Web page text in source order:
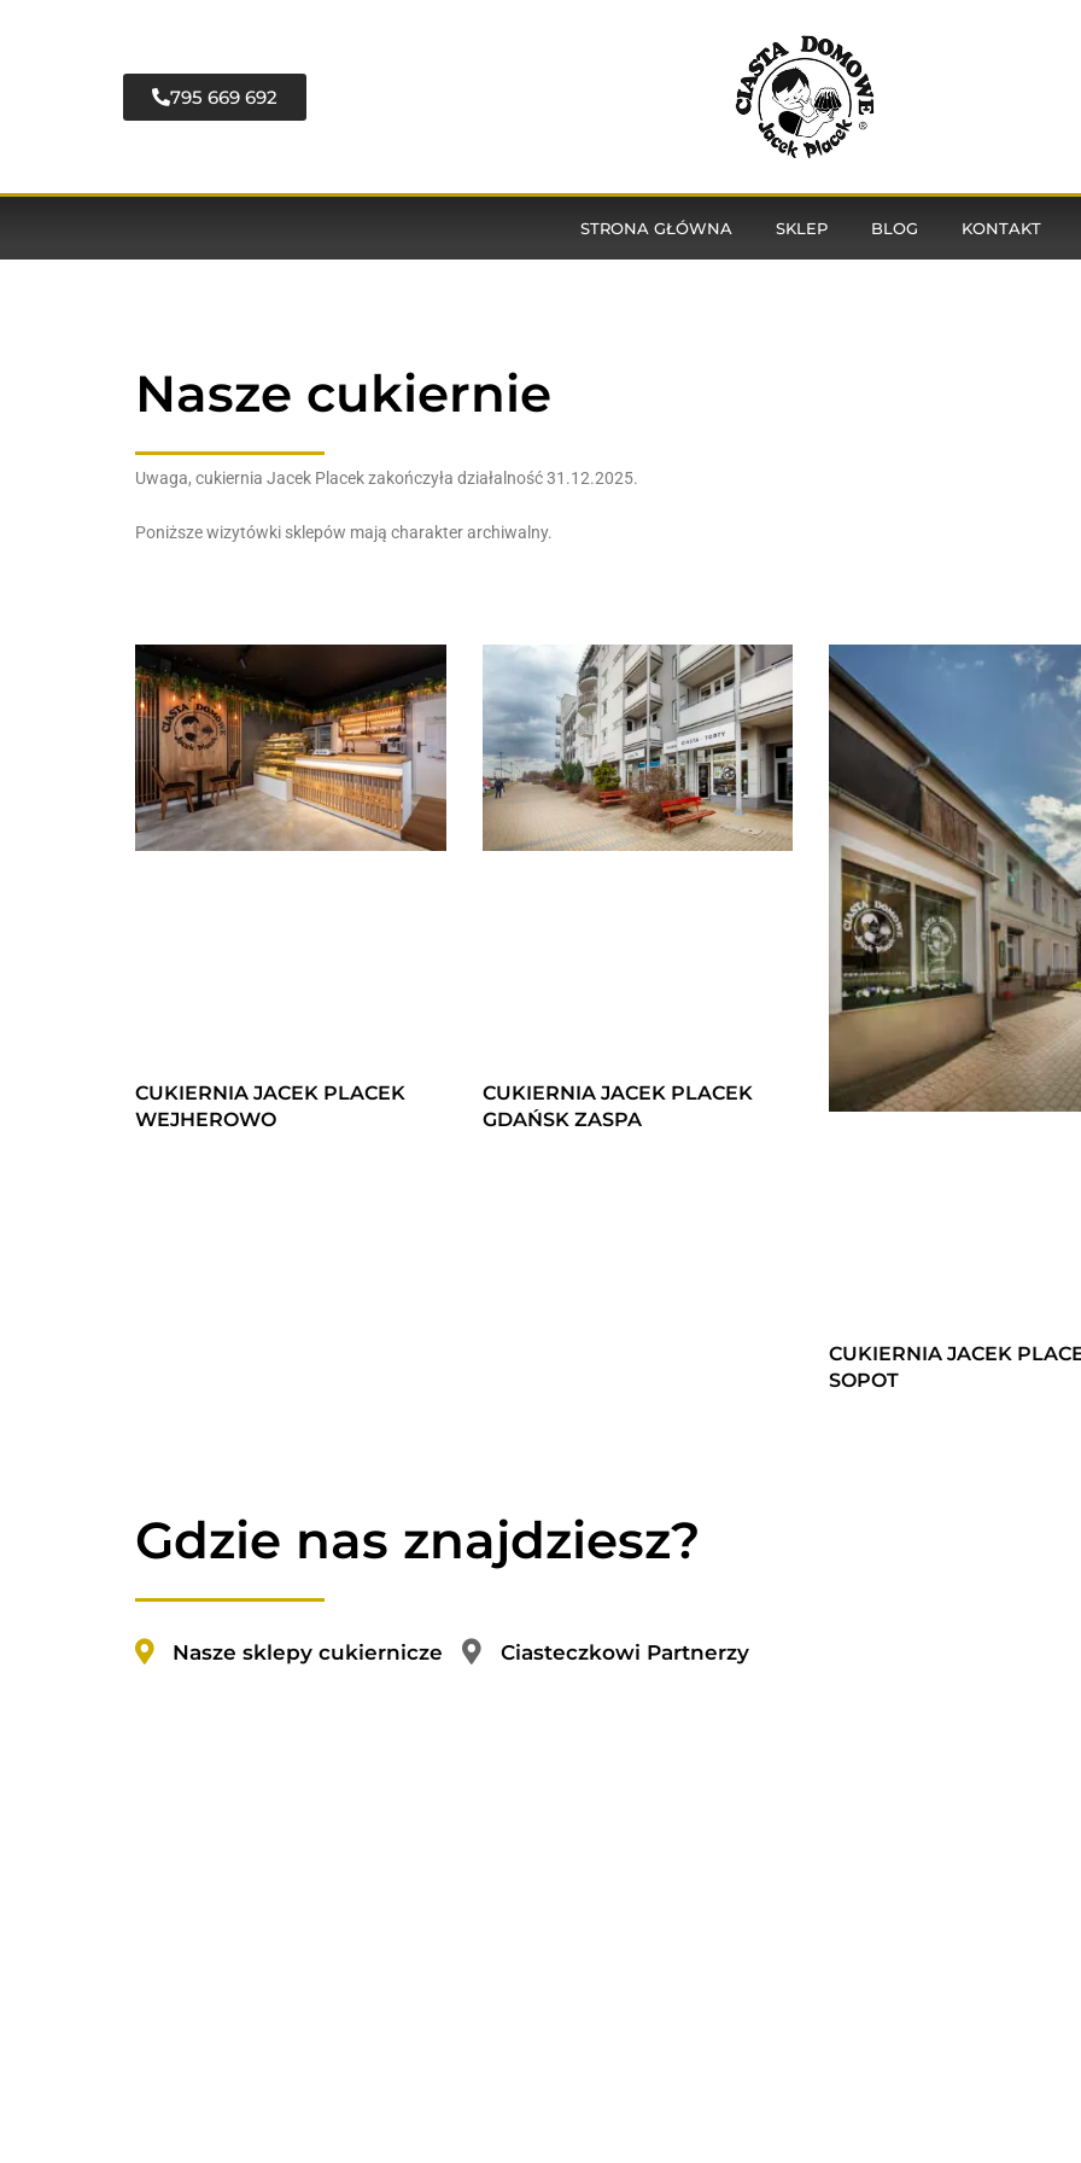
795 669 692
STRONA GŁÓWNA SKLEP BLOG KONTAKT
Nasze cukiernie
Uwaga, cukiernia Jacek Placek zakończyła działalność 31.12.2025.
Poniższe wizytówki sklepów mają charakter archiwalny.
CUKIERNIA JACEK PLACEK
WEJHEROWO
CUKIERNIA JACEK PLACEK
GDAŃSK ZASPA
CUKIERNIA JACEK
SOPOT
Gdzie nas znajdziesz?
Nasze sklepy cukiernicze Ciasteczkowi Partnerzy